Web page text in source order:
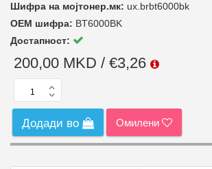
Шифра на мојтонер.мк: ux.brbt6000bk
ОЕМ шифра: BT6000BK
Достапност:
200,00 MKD / €3,26
Додади во Омилени